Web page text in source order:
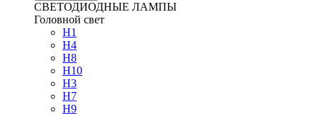
СВЕТОДИОДНЫЕ ЛАМПЫ
Головной свет
H1
H4
H8
H10
H3
H7
H9